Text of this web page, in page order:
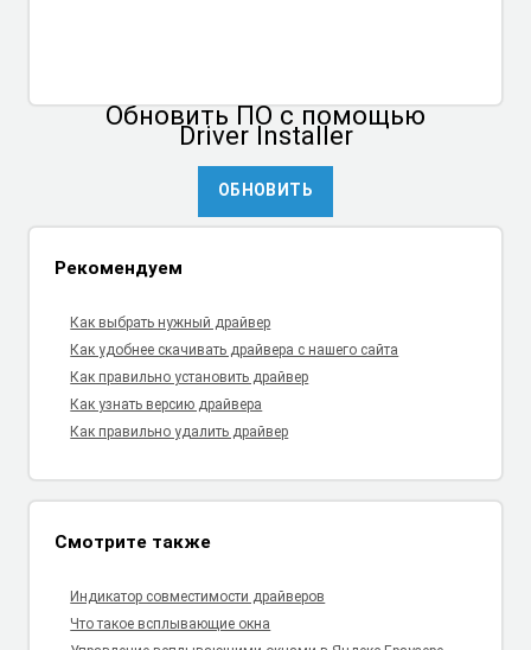
Обновить ПОс помощью
Driver Installer
ОБНОВИТЬ
Рекомендуем
Как выбрать нужный драйвер
Как удобнее скачивать драйвера с нашего сайта
Как правильно установить драйвер
Как узнать версию драйвера
Как правильно удалить драйвер
Смотрите также
Индикатор совместимости драйверов
Что такое всплывающие окна